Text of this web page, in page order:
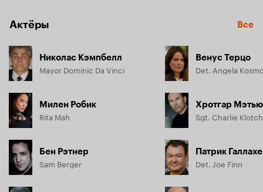
Актёры Все
Николас Кэмпбелл
Mayor Dominic Da Vinci
Милен Робик
Rita Mah
Бен Рэтнер
Sam Berger
Венус Терцо
Det. Angela
Хротгар
Sgt. Charlie
Патрик
Det. Joe Finn